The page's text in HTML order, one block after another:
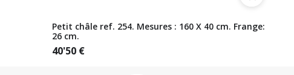
Petit châle ref. 254. Mesures : 160 X 40 cm. Frange:
26 cm.
40'50 €